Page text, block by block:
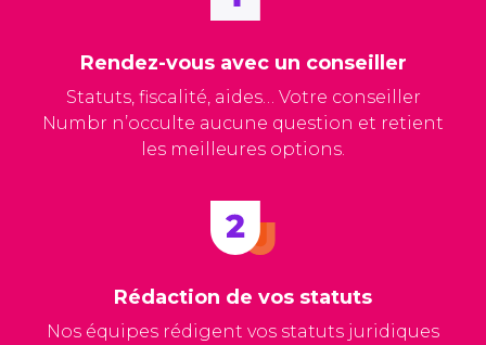
Rendez-vous avec un conseiller
Statuts, fiscalité, aides… Votre conseiller
Numbr n’occulte aucune question et retient
les meilleures options.
Rédaction de vos statuts
Nos équipes rédigent vos statuts juridiques